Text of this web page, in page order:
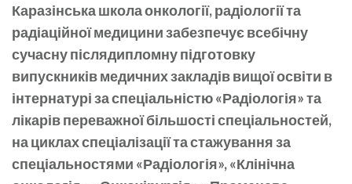
Каразінська школа онкології, радіології та
радіаційної медицини забезпечує всебічну
сучасну післядипломну підготовку
випускників медичних закладів вищої освіти в
інтернатурі за спеціальністю «Радіологія» та
лікарів переважної більшості спеціальностей,
на циклах спеціалізації та стажування за
спеціальностями «Радіологія», «Клінічна